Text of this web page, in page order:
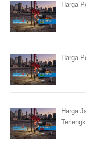
Harga
Harga
Harga